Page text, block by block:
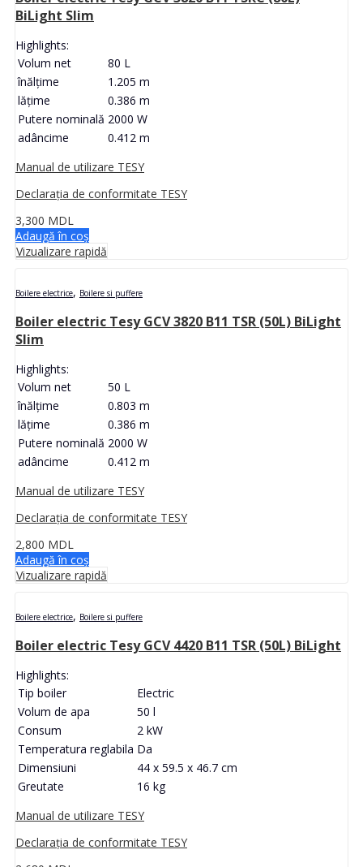
BiLight Slim
Highlights:
Volum net
80 L
înălţime
1.205 m
lăţime
0.386 m
Putere nominală 2000 W
adâncime
0.412 m
Manual de utilizare TESY
Declarația de conformitate TESY
3,300 MDL
Adaugă în coș
Vizualizare rapidă
Boilere electrice, Boilere si puffere
Boiler electric Tesy GCV 3820 B11 TSR (50L) BiLight
Slim
Highlights:
Volum net
50 L
înălţime
0.803 m
lăţime
0.386 m
Putere nominală 2000 W
adâncime
0.412 m
Manual de utilizare TESY
Declarația de conformitate TESY
2,800 MDL
Adaugă în coș
Vizualizare rapidă
Boilere electrice, Boilere si puffere
Boiler electric Tesy GCV 4420 B11 TSR (50L) BiLight
Highlights:
Tip boiler
Electric
Volum de apa
50 l
Consum
2 kW
Temperatura reglabila Da
Dimensiuni
44 x 59.5 x 46.7 cm
Greutate
16 kg
Manual de utilizare TESY
Declarația de conformitate TESY